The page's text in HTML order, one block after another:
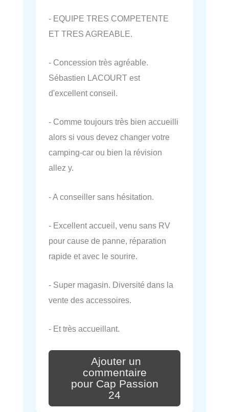
- EQUIPE TRES COMPETENTE
ET TRES AGREABLE.
- Concession très agréable.
Sébastien LACOURT est
d'excellent conseil.
- Comme toujours très bien accueilli
alors si vous devez changer votre
camping-car ou bien la révision
allez y.
- A conseiller sans hésitation.
- Excellent accueil, venu sans RV
pour cause de panne, réparation
rapide et avec le sourire.
- Super magasin. Diversité dans la
vente des accessoires.
- Et très accueillant.
Ajouter un
commentaire
pour Cap Passion
24